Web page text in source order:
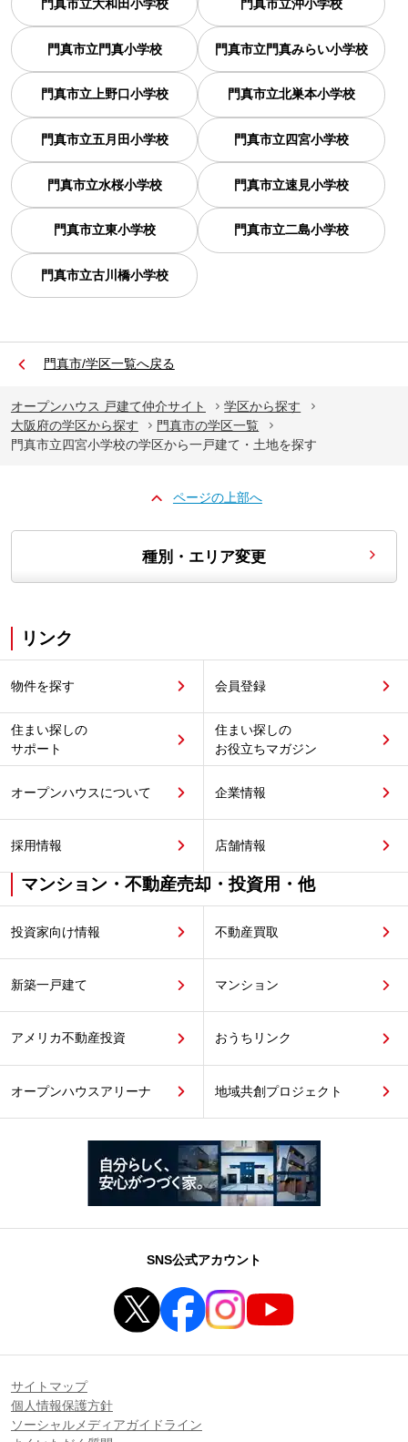
門真市立大和田小学校 門真市立沖小学校
門真市立門真小学校 門真市立門真みらい小学校
門真市立上野口小学校 門真市立北巣本小学校
門真市立五月田小学校 門真市立四宮小学校
門真市立水桜小学校 門真市立速見小学校
門真市立東小学校 門真市立二島小学校
門真市立古川橋小学校
門真市/学区一覧へ戻る
オープンハウス 戸建て仲介サイト
学区から探す
大阪府の学区から探す
門真市の学区一覧
門真市立四宮小学校の学区から一戸建て・土地を探す
ページの上部へ
種別・エリア変更
リンク
物件を探す 会員登録
住まい探しの
サポート
住まい探しの
お役立ちマガジン
オープンハウスについて 企業情報
採用情報 店舗情報
マンション・不動産売却・投資用・他
投資家向け情報 不動産買取
新築一戸建て マンション
アメリカ不動産投資 おうちリンク
オープンハウスアリーナ 地域共創プロジェクト
SNS公式アカウント
サイトマップ
個人情報保護方針
ソーシャルメディアガイドライン